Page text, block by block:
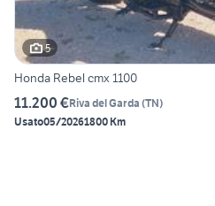
5
Honda Rebel cmx 1100
11.200 €Riva del Garda (TN)
Usato05/20261800 Km